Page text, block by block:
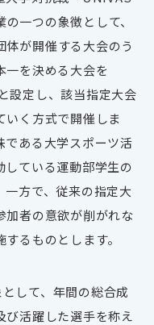
の一つの象徴として、
体が開催する大会のう
一を決める大会を
設定し、該当指定大会
く方式で開催しま
である大学スポーツ活
ている運動部学生の
方で、従来の指定大
加者の意欲が削がれな
るものとします。
して、年間の総合成
び活躍した選手を称え